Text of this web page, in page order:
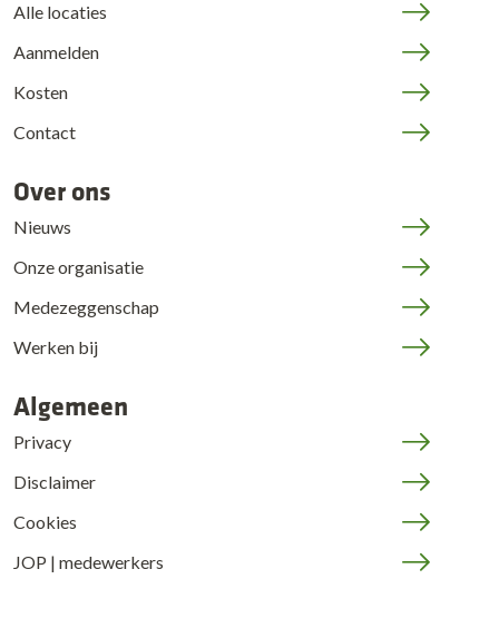
Alle locaties
Aanmelden
Kosten
Contact
Over ons
Nieuws
Onze organisatie
Medezeggenschap
Werken bij
Algemeen
Privacy
Disclaimer
Cookies
JOP | medewerkers